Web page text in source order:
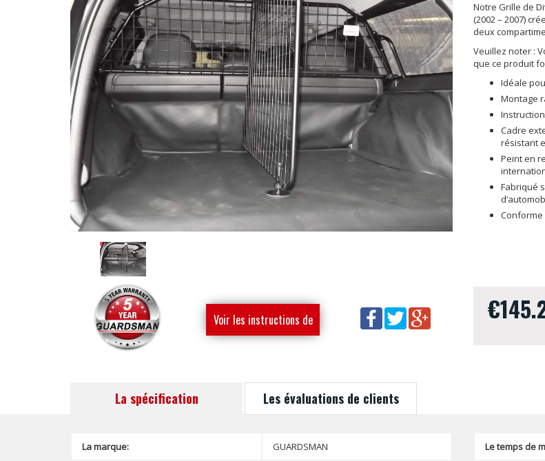
Notre Grille de
(2002 – 2007)
deux
Veuillez noter :
que ce produit
Idéale
Montage
Cadre
résistant
Peint en
Fabriqué
Conforme
Voir les instructions de
La spécification Les évaluations de clients
La marque: GUARDSMAN Le temps de